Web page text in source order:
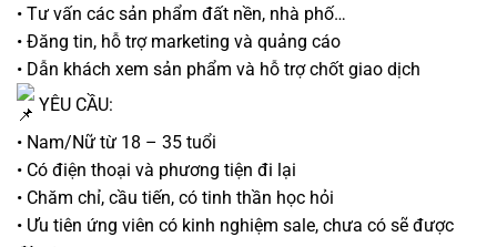
• Tư vấn các sản phẩm đất nền, nhà phố…
• Đăng tin, hỗ trợ marketing và quảng cáo
• Dẫn khách xem sản phẩm và hỗ trợ chốt giao dịch
YÊU CẦU:
• Nam/Nữ từ 18 – 35 tuổi
• Có điện thoại và phương tiện đi lại
• Chăm chỉ, cầu tiến, có tinh thần học hỏi
• Ưu tiên ứng viên có kinh nghiệm sale, chưa có sẽ được